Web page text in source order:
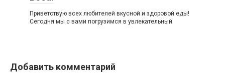
Приветствую всех любителей вкусной и здоровой еды!
Сегодня мы с вами погрузимся в увлекательный
Добавить комментарий